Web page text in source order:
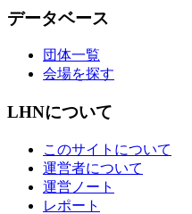
データベース
団体一覧
会場を探す
LHNについて
このサイトについて
運営者について
運営ノート
レポート